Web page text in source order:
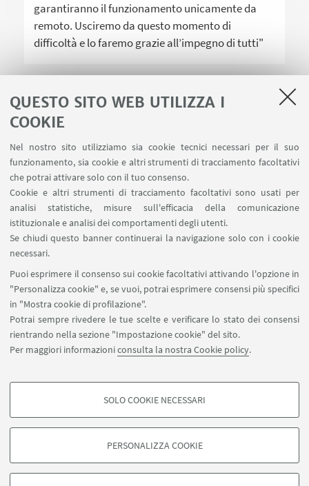
QUESTO SITO WEB UTILIZZA I
COOKIE
Nel nostro sito utilizziamo sia cookie tecnici necessari per il suo
funzionamento, sia cookie e altri strumenti di tracciamento facoltativi
che potrai attivare solo con il tuo consenso.
Cookie e altri strumenti di tracciamento facoltativi sono usati per
analisi statistiche, misure sull'efficacia della comunicazione
istituzionale e analisi dei comportamenti degli utenti.
Se chiudi questo banner continuerai la navigazione solo con i cookie
necessari.
Puoi esprimere il consenso sui cookie facoltativi attivando l'opzione in
"Personalizza cookie" e, se vuoi, potrai esprimere consensi più specifici
in "Mostra cookie di profilazione".
Potrai sempre rivedere le tue scelte e verificare lo stato dei consensi
rientrando nella sezione "Impostazione cookie" del sito.
Per maggiori informazioniconsulta la nostra Cookie policy.
COOKIE DI PROFILAZIONE - FACOLTATIVI
degli utenti, creare profili in base al loro comportamento sul sito, per analisi
di marketing.
SOLO COOKIE NECESSARI
PERSONALIZZA COOKIE
garantiranno il funzionamento unicamente da
remoto. Usciremo da questo momento di
difficoltà e lo faremo grazie all’impegno di tutti"
LINK UTILI
Area riservata
SEGUI UNIBO SU:
APP:
©Copyright 2026 - ALMA MATER STUDIORUM - Università di
Bologna - Via Zamboni, 33 - 40126 Bologna - PI: 01131710376 - CF:
80007010376
Privacy
Note legali
Informazioni sul sito e accessibilità